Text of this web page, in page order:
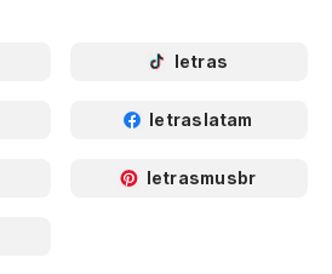
letras
letraslatam
letrasmusbr